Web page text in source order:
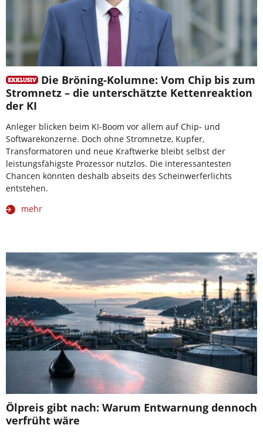
Die Bröning-Kolumne: Vom Chip bis zum
Stromnetz – die unterschätzte Kettenreaktion
der KI
Anleger blicken beim KI-Boom vor allem auf Chip- und
Softwarekonzerne. Doch ohne Stromnetze, Kupfer,
Transformatoren und neue Kraftwerke bleibt selbst der
leistungsfähigste Prozessor nutzlos. Die interessantesten
Chancen könnten deshalb abseits des Scheinwerferlichts
entstehen.
mehr
Ölpreis gibt nach: Warum Entwarnung dennoch
verfrüht wäre